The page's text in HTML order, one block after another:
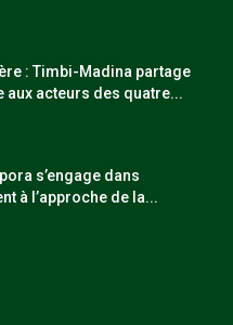
: Timbi-Madina partage
aux acteurs des quatre...
s’engage dans
à l’approche de la...